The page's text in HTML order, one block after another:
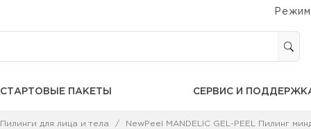
СТАРТОВЫЕ ПАКЕТЫ СЕРВИС И
Пилинги для лица и тела NewPeel MANDELIC GEL-PEEL Пилинг